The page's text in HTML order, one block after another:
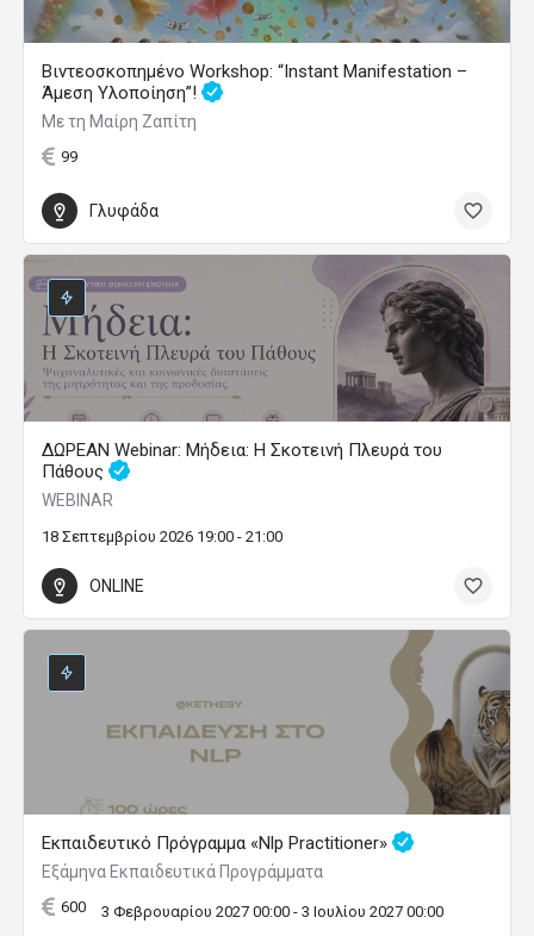
Βιντεοσκοπημένο Workshop: “Instant Manifestation –
Άμεση Υλοποίηση”!
Με τη Μαίρη Ζαπίτη
99
Γλυφάδα
ΔΩΡΕΑΝ Webinar: Μήδεια: Η Σκοτεινή Πλευρά του
Πάθους
WEBINAR
18 Σεπτεμβρίου 2026 19:00 - 21:00
ONLINE
Εκπαιδευτικό Πρόγραμμα «Nlp Practitioner»
Εξάμηνα Εκπαιδευτικά Προγράμματα
600 3 Φεβρουαρίου 2027 00:00 - 3 Ιουλίου 2027 00:00